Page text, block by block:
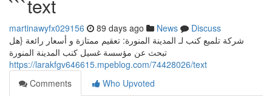
```text
martinawyfx029156 89 days ago News
Discuss
شركة تلميع كنب لـ المدينة المنورة: تعقيم ممتازة و أسعار رائعة {هل
تبحث عن مؤسسة غسيل كنب المدينة المنورة
https://larakfgv646615.mpeblog.com/74428026/text
Comments
Who Upvoted